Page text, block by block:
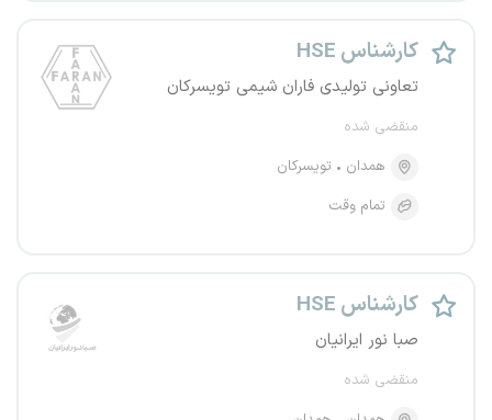
کارشناس HSE
تعاونی تولیدی فاران شیمی تویسرکان
منقضی شده
همدان
تویسرکان
تمام وقت
کارشناس HSE
صبا نور ایرانیان
منقضی شده